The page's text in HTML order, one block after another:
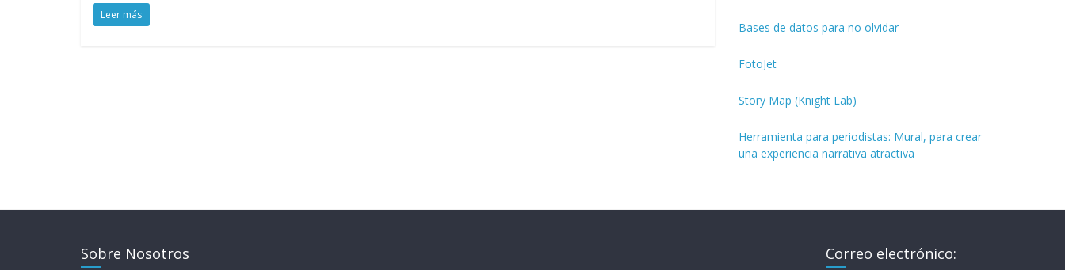
Leer más
Bases de datos para no olvidar
FotoJet
Story Map (Knight Lab)
Herramienta para periodistas: Mural, para crear
una experiencia narrativa atractiva
Sobre Nosotros Correo electrónico: